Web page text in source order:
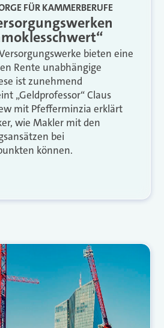
FÜR KAMMERBERUFE
bieten eine
Rente unabhängige
ist zunehmend
„Geldprofessor“ Claus
mit Pfefferminzia erklärt
wie Makler mit den
bei
können.